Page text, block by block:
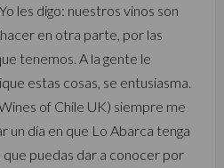
les digo: nuestros vinos son
en otra parte, por las
tenemos. A la gente le
estas cosas, se entusiasma.
of Chile UK) siempre me
un día en que Lo Abarca tenga
puedas dar a conocer por